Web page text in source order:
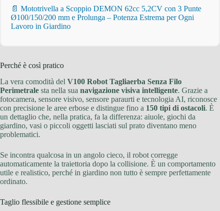
📄 Mototrivella a Scoppio DEMON 62cc 5,2CV con 3 Punte
Ø100/150/200 mm e Prolunga – Potenza Estrema per Ogni
Lavoro in Giardino
Perché è così pratico
La vera comodità del V100 Robot Tagliaerba Senza Filo
Perimetrale sta nella sua navigazione visiva intelligente. Grazie a
fotocamera, sensore visivo, sensore paraurti e tecnologia AI, riconosce
con precisione le aree erbose e distingue fino a 150 tipi di ostacoli. È
un dettaglio che, nella pratica, fa la differenza: aiuole, giochi da
giardino, vasi o piccoli oggetti lasciati sul prato diventano meno
problematici.
Se incontra qualcosa in un angolo cieco, il robot corregge
automaticamente la traiettoria dopo la collisione. È un comportamento
utile e realistico, perché in giardino non tutto è sempre perfettamente
ordinato.
Taglio flessibile e gestione semplice